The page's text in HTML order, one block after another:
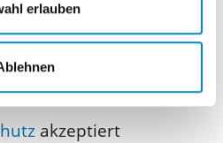
erlauben
akzeptiert